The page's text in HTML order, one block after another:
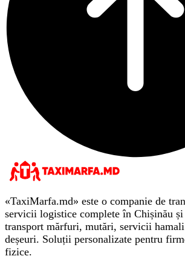
«TaxiMarfa.md» este o companie de
servicii logistice complete în Chișinău
transport mărfuri, mutări, servicii
deșeuri. Soluții personalizate pentru
fizice.